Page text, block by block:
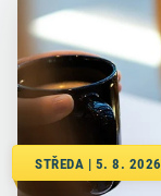
STŘEDA | 5. 8. 2026